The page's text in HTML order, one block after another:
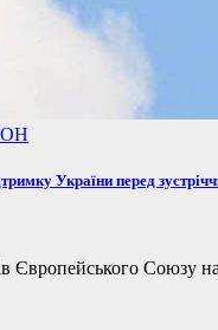
України перед
Європейського Союзу